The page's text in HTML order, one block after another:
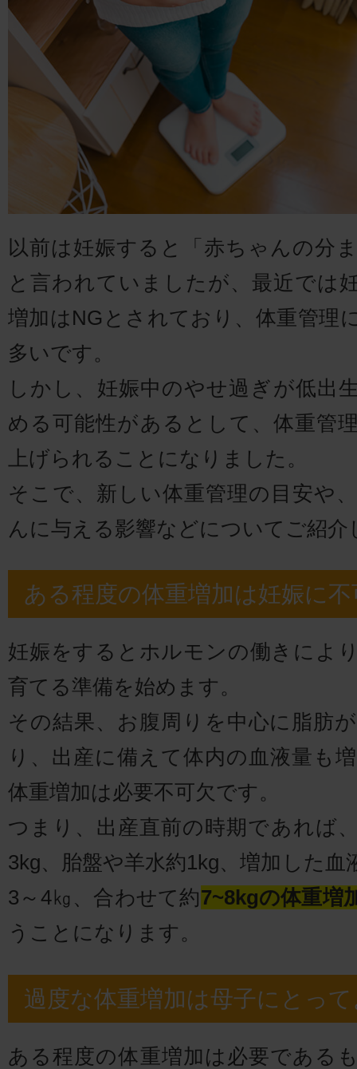
以前は妊娠すると「赤ちゃんの分
と言われていましたが、最近では
増加はNGとされており、体重管理
多いです。
しかし、妊娠中のやせ過ぎが低出
める可能性があるとして、体重管
上げられることになりました。
そこで、新しい体重管理の目安や
んに与える影響などについてご紹介
ある程度の体重増加は妊娠に不
妊娠をするとホルモンの働きによ
育てる準備を始めます。
その結果、お腹周りを中心に脂肪
り、出産に備えて体内の血液量も
体重増加は必要不可欠です。
つまり、出産直前の時期であれば
3kg、胎盤や羊水約1kg、増加した血
3～4㎏、合わせて約7~8kgの体重増
うことになります。
過度な体重増加は母子にとっ
ある程度の体重増加は必要である